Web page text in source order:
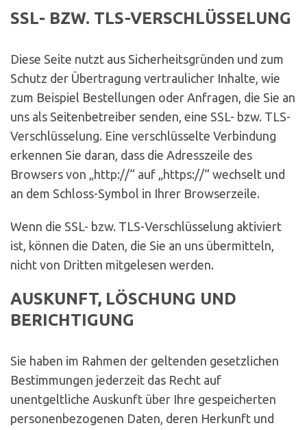
SSL- BZW. TLS-VERSCHLÜSSELUNG
Diese Seite nutzt aus Sicherheitsgründen und zum
Schutz der Übertragung vertraulicher Inhalte, wie
zum Beispiel Bestellungen oder Anfragen, die Sie an
uns als Seitenbetreiber senden, eine SSL- bzw. TLS-
Verschlüsselung. Eine verschlüsselte Verbindung
erkennen Sie daran, dass die Adresszeile des
Browsers von „http://“ auf „https://“ wechselt und
an dem Schloss-Symbol in Ihrer Browserzeile.
Wenn die SSL- bzw. TLS-Verschlüsselung aktiviert
ist, können die Daten, die Sie an uns übermitteln,
nicht von Dritten mitgelesen werden.
AUSKUNFT, LÖSCHUNG UND
BERICHTIGUNG
Sie haben im Rahmen der geltenden gesetzlichen
Bestimmungen jederzeit das Recht auf
unentgeltliche Auskunft über Ihre gespeicherten
personenbezogenen Daten, deren Herkunft und